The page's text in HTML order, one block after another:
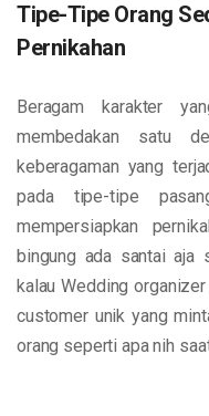
Tipe-Tipe Orang
Pernikahan
Beragam karakter
membedakan satu
keberagaman yang
pada tipe-tipe
mempersiapkan
bingung ada santai aja
kalau Wedding
customer unik yang
orang seperti apa nih